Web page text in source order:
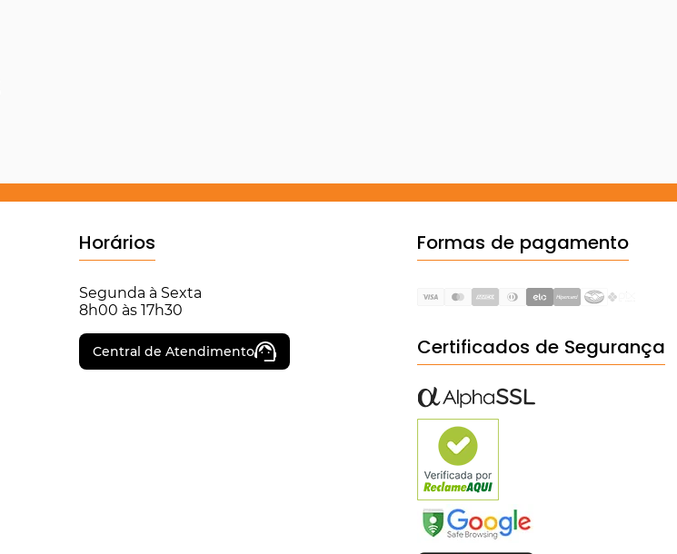
Horários
Segunda à Sexta
8h00 às 17h30
Central de Atendimento
Formas de pagamento
Certificados de Segurança